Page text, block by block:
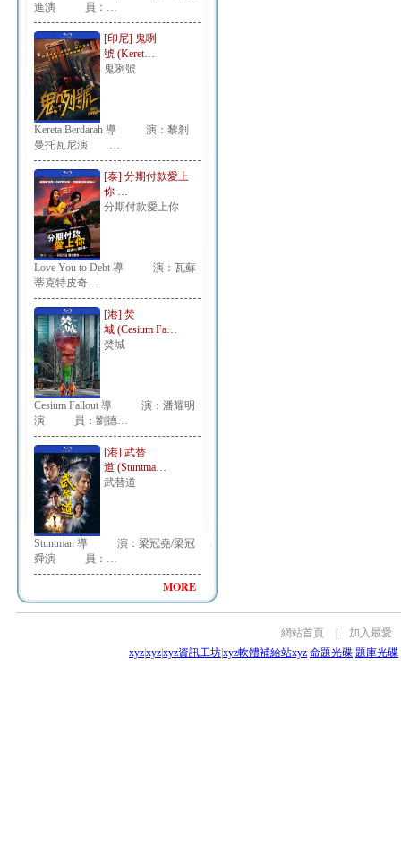
進演 員：…
[印尼] 鬼咧
號 (Keret…
鬼咧號
Kereta Berdarah 導 演：黎刹
曼托瓦尼演 …
[泰] 分期付款愛上
你 …
分期付款愛上你
Love You to Debt 導 演：瓦蘇
蒂克特皮奇…
[港] 焚
城 (Cesium Fa…
焚城
Cesium Fallout 導 演：潘耀明
演 員：劉德…
[港] 武替
道 (Stuntma…
武替道
Stuntman 導 演：梁冠堯/梁冠
舜演 員：…
MORE
網站首頁
加入最愛
xyzxyzxyz資訊工坊xyz軟體補給站xyz 命題光碟 題庫光碟